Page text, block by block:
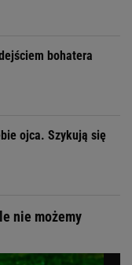
bohatera
ojca. Szykują się
nie możemy